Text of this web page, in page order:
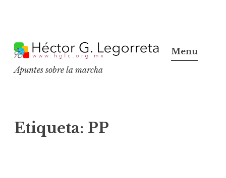
k
p
c
o
Apuntes sobre la marcha
Menu
Etiqueta: PP